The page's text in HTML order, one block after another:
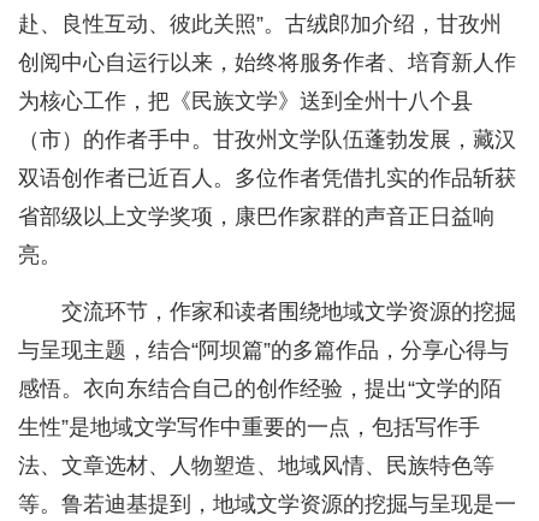
赴、良性互动、彼此关照”。古绒郎加介绍，甘孜州
创阅中心自运行以来，始终将服务作者、培育新人作
为核心工作，把《民族文学》送到全州十八个县
（市）的作者手中。甘孜州文学队伍蓬勃发展，藏汉
双语创作者已近百人。多位作者凭借扎实的作品斩获
省部级以上文学奖项，康巴作家群的声音正日益响
亮。
交流环节，作家和读者围绕地域文学资源的挖掘
与呈现主题，结合“阿坝篇”的多篇作品，分享心得与
感悟。衣向东结合自己的创作经验，提出“文学的陌
生性”是地域文学写作中重要的一点，包括写作手
法、文章选材、人物塑造、地域风情、民族特色等
等。鲁若迪基提到，地域文学资源的挖掘与呈现是一